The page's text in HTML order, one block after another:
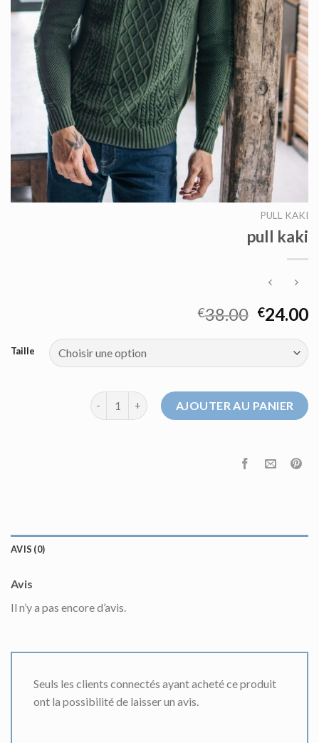
PULL KAKI
pull kaki
€38.00 €24.00
Taille
quantité de pull kakiAJOUTER AU PANIER
AVIS (0)
Avis
Il n’y a pas encore d’avis.
Seuls les clients connectés ayant acheté ce produit
ont la possibilité de laisser un avis.